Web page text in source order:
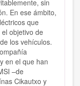
sin
En ese ámbito,
que
objetivo de
los vehículos.
en el que han
–de
Cikautxo y